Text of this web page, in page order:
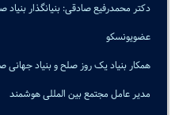
دکتر محمدرفیع صادقی: بنیانگذار
عضویونسکو
همکار بنیاد یک روز صلح و بنیاد جهانی
مدیر عامل مجتمع بین المللی هوشمند